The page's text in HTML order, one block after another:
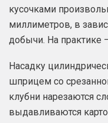
кусочками
миллиметров, в
добычи. На практике
Насадку
шприцем со
клубни нарезаются
выдавливаются